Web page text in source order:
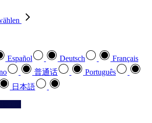
Español Deutsch
Français
普通话
Português
日本語